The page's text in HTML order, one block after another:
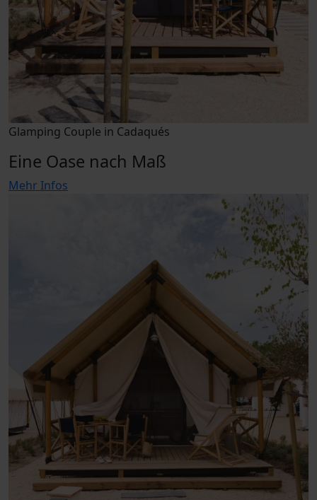
Glamping Couple in Cadaqués
Eine Oase nach Maß
Mehr Infos